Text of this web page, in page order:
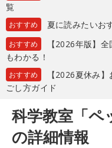
覧
おすすめ 夏に読みたいお
おすすめ
【2026年版】
もわかる！
おすすめ
【2026夏休み
ごし方ガイド
科学教室「ペ
の詳細情報